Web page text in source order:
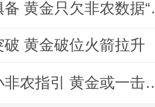
领峰金
黄金破位火箭拉升
领峰金评：静待小